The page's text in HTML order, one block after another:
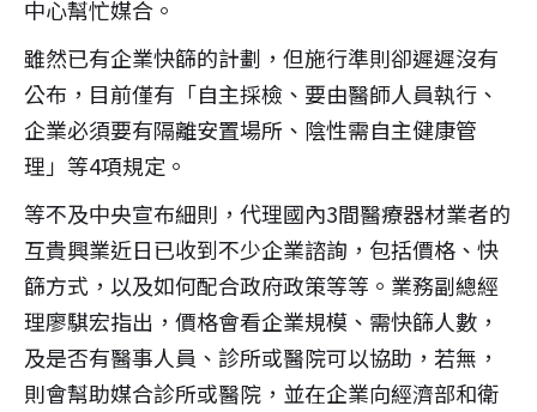
中心幫忙媒合。
雖然已有企業快篩的計劃，但施行準則卻遲遲沒有
公布，目前僅有「自主採檢、要由醫師人員執行、
企業必須要有隔離安置場所、陰性需自主健康管
理」等4項規定。
等不及中央宣布細則，代理國內3間醫療器材業者的
互貴興業近日已收到不少企業諮詢，包括價格、快
篩方式，以及如何配合政府政策等等。業務副總經
理廖騏宏指出，價格會看企業規模、需快篩人數，
及是否有醫事人員、診所或醫院可以協助，若無，
則會幫助媒合診所或醫院，並在企業向經濟部和衛